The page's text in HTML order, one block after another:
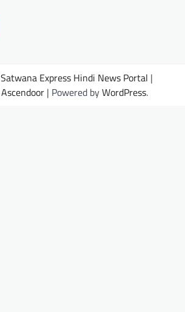
Satwana Express Hindi News Portal |
Ascendoor | Powered byWordPress.